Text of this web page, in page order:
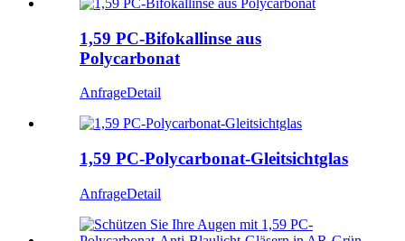
1,59 PC-Bifokallinse aus
Polycarbonat
AnfrageDetail
1,59 PC-Polycarbonat-Gleitsichtglas
AnfrageDetail